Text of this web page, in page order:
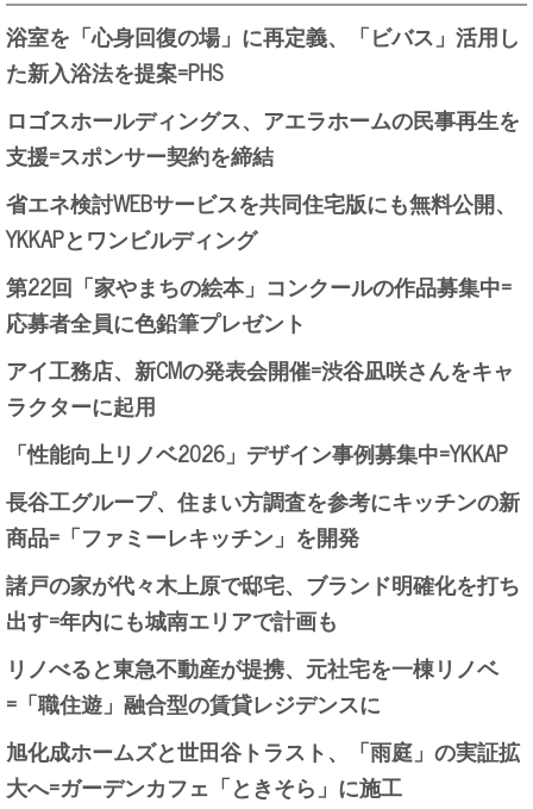
浴室を「心身回復の場」に再定義、「ビバス」活用し
た新入浴法を提案=PHS
ロゴスホールディングス、アエラホームの民事再生を
支援=スポンサー契約を締結
省エネ検討WEBサービスを共同住宅版にも無料公開、
YKKAPとワンビルディング
第22回「家やまちの絵本」コンクールの作品募集中=
応募者全員に色鉛筆プレゼント
アイ工務店、新CMの発表会開催=渋谷凪咲さんをキャ
ラクターに起用
「性能向上リノベ2026」デザイン事例募集中=YKKAP
長谷工グループ、住まい方調査を参考にキッチンの新
商品=「ファミーレキッチン」を開発
諸戸の家が代々木上原で邸宅、ブランド明確化を打ち
出す=年内にも城南エリアで計画も
リノべると東急不動産が提携、元社宅を一棟リノベ
=「職住遊」融合型の賃貸レジデンスに
旭化成ホームズと世田谷トラスト、「雨庭」の実証拡
大へ=ガーデンカフェ「ときそら」に施工